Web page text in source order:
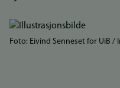
Bilde
Foto: Eivind Senneset for UiB /